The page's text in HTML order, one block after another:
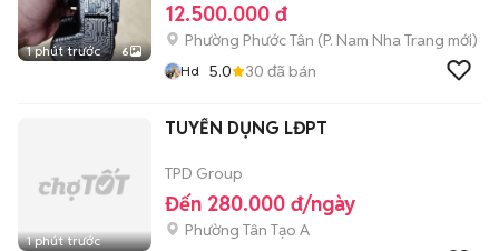
1 phút trước 6
12.500.000 đ
Phường Phước Tân (P. Nam Nha Trang mới)
Hd 5.0 30 đã bán
1 phút trước
TUYỂN DỤNG LĐPT
TPD Group
Đến 280.000 đ/ngày
Phường Tân Tạo A